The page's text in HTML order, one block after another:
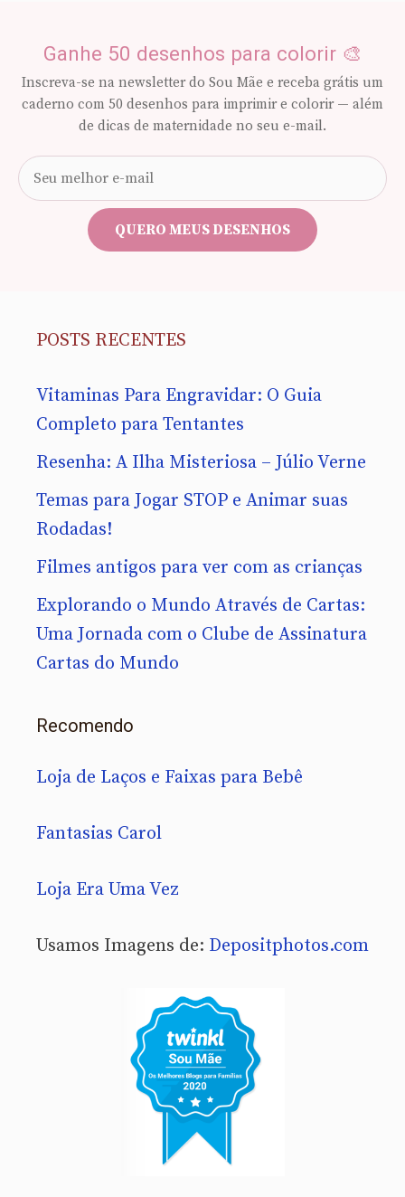
Ganhe 50 desenhos para colorir 🎨
Inscreva-se na newsletter do Sou Mãe e receba grátis um
caderno com 50 desenhos para imprimir e colorir — além
de dicas de maternidade no seu e-mail.
e-
mail
QUERO MEUS DESENHOS
POSTS RECENTES
Vitaminas Para Engravidar: O Guia
Completo para Tentantes
Resenha: A Ilha Misteriosa – Júlio Verne
Temas para Jogar STOP e Animar suas
Rodadas!
Filmes antigos para ver com as crianças
Explorando o Mundo Através de Cartas:
Uma Jornada com o Clube de Assinatura
Cartas do Mundo
Recomendo
Loja de Laços e Faixas para Bebê
Fantasias Carol
Loja Era Uma Vez
Usamos Imagens de: Depositphotos.com